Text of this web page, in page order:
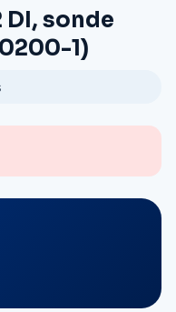
DI, sonde
1)